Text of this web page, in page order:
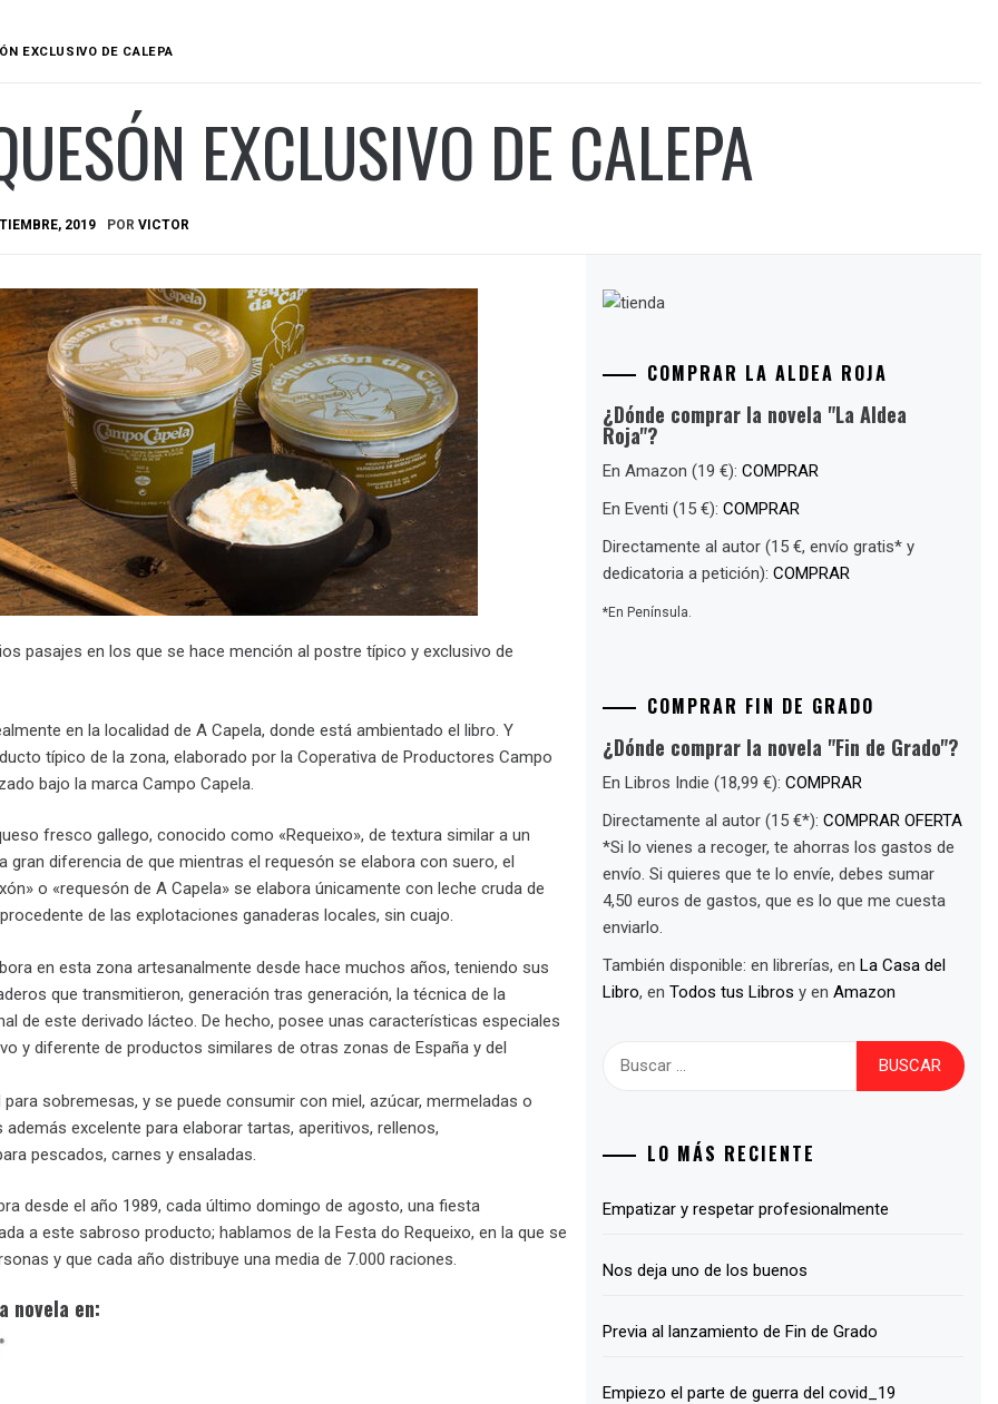
EXCLUSIVO DE CALEPA
EXCLUSIVO DE CALEPA
2019 POR VICTOR
pasajes en los que se hace mención al postre típico y exclusivo de
en la localidad de A Capela, donde está ambientado el libro. Y
típico de la zona, elaborado por la Coperativa de Productores Campo
bajo la marca Campo Capela.
fresco gallego, conocido como «Requeixo», de textura similar a un
gran diferencia de que mientras el requesón se elabora con suero, el
o «requesón de A Capela» se elabora únicamente con leche cruda de
de las explotaciones ganaderas locales, sin cuajo.
en esta zona artesanalmente desde hace muchos años, teniendo sus
que transmitieron, generación tras generación, la técnica de la
de este derivado lácteo. De hecho, posee unas características especiales
y diferente de productos similares de otras zonas de España y del
sobremesas, y se puede consumir con miel, azúcar, mermeladas o
excelente para elaborar tartas, aperitivos, rellenos,
pescados, carnes y ensaladas.
desde el año 1989, cada último domingo de agosto, una fiesta
a este sabroso producto; hablamos de la Festa do Requeixo, en la que se
y que cada año distribuye una media de 7.000 raciones.
novela en:
COMPRAR LA ALDEA ROJA
¿Dónde comprar la novela "La Aldea
Roja"?
En Amazon (19 €):COMPRAR
En Eventi (15 €):COMPRAR
Directamente al autor (15 €, envío gratis* y
dedicatoria a petición):COMPRAR
*En Península.
COMPRAR FIN DE GRADO
¿Dónde comprar la novela "Fin de Grado"?
En Libros Indie (18,99 €):COMPRAR
Directamente al autor (15 €*):COMPRAR OFERTA
*Si lo vienes a recoger, te ahorras los gastos de
envío. Si quieres que te lo envíe, debes sumar
4,50 euros de gastos, que es lo que me cuesta
enviarlo.
También disponible: en librerías, enLa Casa del
Libro, enTodos tus Libros y enAmazon
LO MÁS RECIENTE
Empatizar y respetar profesionalmente
Nos deja uno de los buenos
Previa al lanzamiento de Fin de Grado
Empiezo el parte de guerra del covid_19